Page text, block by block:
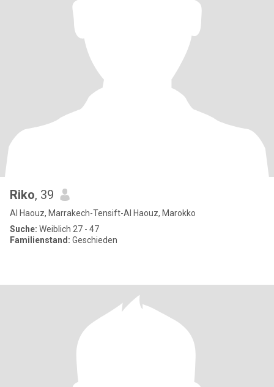
Riko, 39
Al Haouz, Marrakech-Tensift-Al Haouz, Marokko
Suche: Weiblich 27 - 47
Familienstand: Geschieden